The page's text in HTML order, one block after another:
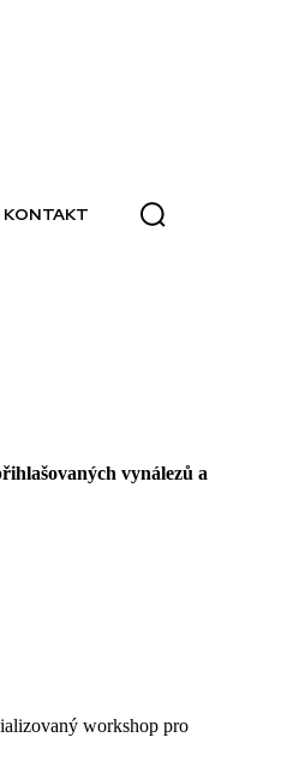
KONTAKT
vynálezů a
workshop pro